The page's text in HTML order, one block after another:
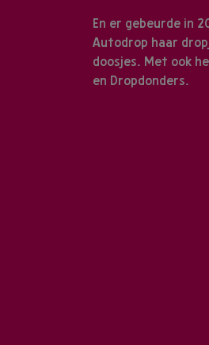
En er gebeurde in
Autodrop haar
doosjes. Met ook
en Dropdonders.